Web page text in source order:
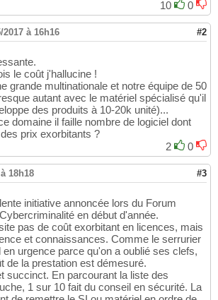
10
0
2017 à 16h16 #2
le coût j'hallucine !
grande multinationale et notre équipe de 50
autant avec le matériel spécialisé qu'il
des produits à 10-20k unité)...
domaine il faille nombre de logiciel dont
prix exorbitants ?
2
0
18h18 #3
initiative annoncée lors du Forum
en début d'année.
pas de coût exorbitant en licences, mais
et connaissances. Comme le serrurier
en urgence parce qu'on a oublié ses clefs,
de la prestation est démesuré.
succinct. En parcourant la liste des
1 sur 10 fait du conseil en sécurité. La